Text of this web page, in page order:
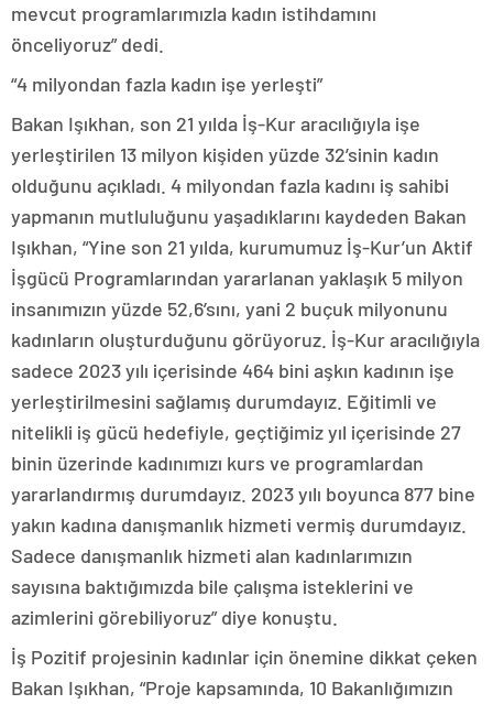
mevcut programlarımızla kadın istihdamını
önceliyoruz” dedi.
“4 milyondan fazla kadın işe yerleşti”
Bakan Işıkhan, son 21 yılda İş-Kur aracılığıyla işe
yerleştirilen 13 milyon kişiden yüzde 32’sinin kadın
olduğunu açıkladı. 4 milyondan fazla kadını iş sahibi
yapmanın mutluluğunu yaşadıklarını kaydeden Bakan
Işıkhan, “Yine son 21 yılda, kurumumuz İş-Kur’un Aktif
İşgücü Programlarından yararlanan yaklaşık 5 milyon
insanımızın yüzde 52,6’sını, yani 2 buçuk milyonunu
kadınların oluşturduğunu görüyoruz. İş-Kur aracılığıyla
sadece 2023 yılı içerisinde 464 bini aşkın kadının işe
yerleştirilmesini sağlamış durumdayız. Eğitimli ve
nitelikli iş gücü hedefiyle, geçtiğimiz yıl içerisinde 27
binin üzerinde kadınımızı kurs ve programlardan
yararlandırmış durumdayız. 2023 yılı boyunca 877 bine
yakın kadına danışmanlık hizmeti vermiş durumdayız.
Sadece danışmanlık hizmeti alan kadınlarımızın
sayısına baktığımızda bile çalışma isteklerini ve
azimlerini görebiliyoruz” diye konuştu.
İş Pozitif projesinin kadınlar için önemine dikkat çeken
Bakan Işıkhan, “Proje kapsamında, 10 Bakanlığımızın